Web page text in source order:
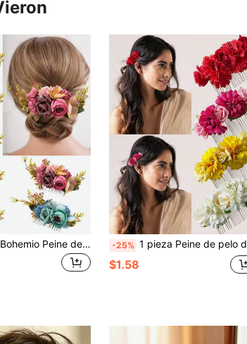
Nuevo Estilo Bohemio Peine de Cabello con Flor de Rosa de Tela para Novia & Accesorios de Cabello para Vacaciones en la Playa, Peines para el Cabello, Peine Lateral, Artículos Escolares, Boda, Accesorios para la Cabeza, Dama de Honor -25% 1 pieza Peine de pelo de mujer de tela sintética de unicolor con flor, pinza de pelo de rosa brillante y follaje de moda, adecuado para vacaciones de verano en la playa, decoración de otoño, útiles escolares
$1.58